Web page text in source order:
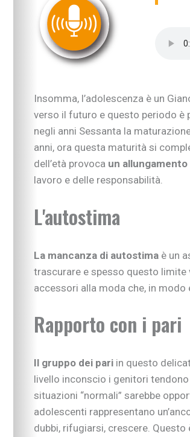
Insomma, l’adolescenza è un
verso il futuro e questo periodo è
negli anni Sessanta la
anni, ora questa maturità si
dell’età provoca un allungamento
lavoro e delle responsabilità.
L'autostima
La mancanza di autostimaè un
trascurare e spesso questo
accessori alla moda che, in
Rapporto con i pari
Il gruppo dei pariin questo
livello inconscio i genitori
situazioni “normali” sarebbe
adolescenti rappresentano
dubbi, rifugiarsi, crescere.